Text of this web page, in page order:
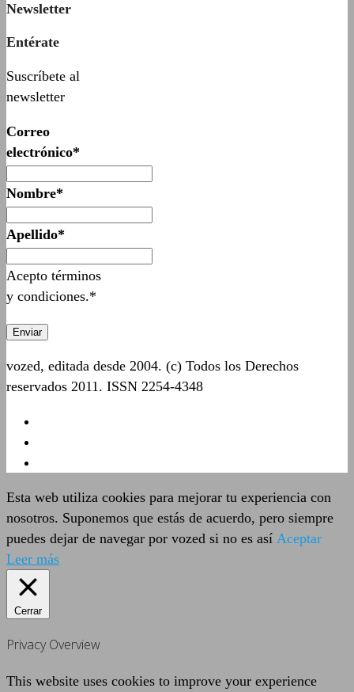
Newsletter
Entérate
Suscríbete al
newsletter
Correo
electrónico*
Nombre*
Apellido*
Acepto términos
y condiciones.*
vozed, editada desde 2004. (c) Todos los Derechos
reservados 2011. ISSN 2254-4348
Esta web utiliza cookies para mejorar tu experiencia con
nosotros. Suponemos que estás de acuerdo, pero siempre
puedes dejar de navegar por vozed si no es así Aceptar
Leer más
Cerrar
Privacy Overview
This website uses cookies to improve your experience